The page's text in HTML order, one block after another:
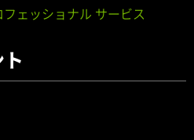
ェッショナル サービス